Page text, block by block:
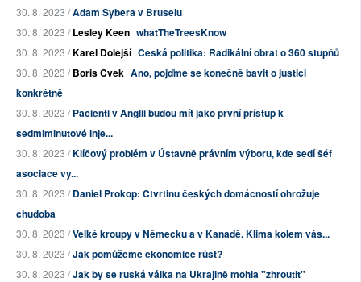
30. 8. 2023 /Adam Sybera v Bruselu
30. 8. 2023 /Lesley Keen whatTheTreesKnow
30. 8. 2023 /Karel Dolejší Česká politika: Radikální obrat o 360 stupňů
30. 8. 2023 /Boris Cvek Ano, pojďme se konečně bavit o justici
konkrétně
30. 8. 2023 /Pacienti v Anglii budou mít jako první přístup k
sedmiminutové inje...
30. 8. 2023 /Klíčový problém v Ústavně právním výboru, kde sedí šéf
asociace vy...
30. 8. 2023 /Daniel Prokop: Čtvrtinu českých domácností ohrožuje
chudoba
30. 8. 2023 /Velké kroupy v Německu a v Kanadě. Klima kolem vás...
30. 8. 2023 /Jak pomůžeme ekonomice růst?
30. 8. 2023 /Jak by se ruská válka na Ukrajině mohla "zhroutit"